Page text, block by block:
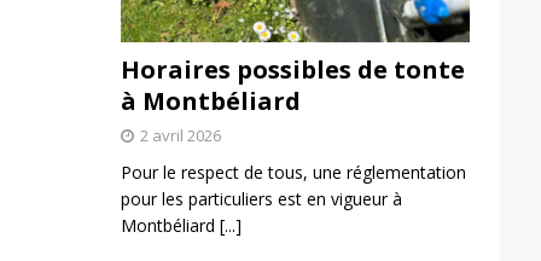
Horaires possibles de tonte
à Montbéliard
2 avril 2026
Pour le respect de tous, une réglementation
pour les particuliers est en vigueur à
Montbéliard [...]